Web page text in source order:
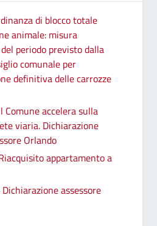
di blocco totale
animale: misura
periodo previsto dalla
comunale per
definitiva delle carrozze
accelera sulla
viaria. Dichiarazione
Orlando
appartamento a
assessore